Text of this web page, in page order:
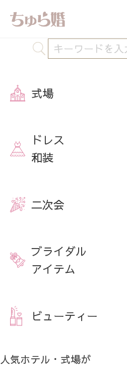
式場
ドレス
和装
二次会
ブライダル
アイテム
ビューティー
人気ホテル・式場が